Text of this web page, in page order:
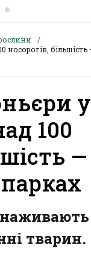
більшість
у
100
тварин.